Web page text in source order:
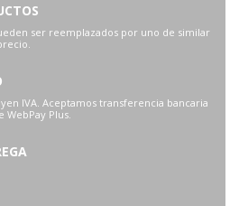
ser reemplazados por uno de similar
IVA. Aceptamos transferencia bancaria
Plus.